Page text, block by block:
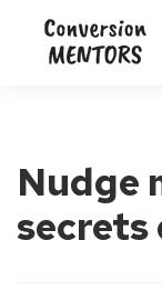
Nudge